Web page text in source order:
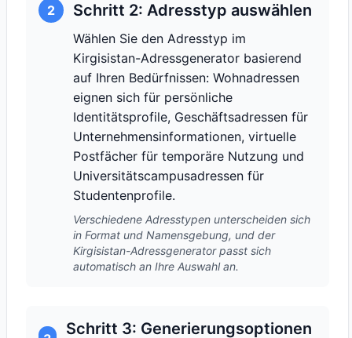
2 Schritt 2: Adresstyp auswählen
Wählen Sie den Adresstyp im
Kirgisistan-Adressgenerator basierend
auf Ihren Bedürfnissen: Wohnadressen
eignen sich für persönliche
Identitätsprofile, Geschäftsadressen für
Unternehmensinformationen, virtuelle
Postfächer für temporäre Nutzung und
Universitätscampusadressen für
Studentenprofile.
Verschiedene Adresstypen unterscheiden sich
in Format und Namensgebung, und der
Kirgisistan-Adressgenerator passt sich
automatisch an Ihre Auswahl an.
Schritt 3: Generierungsoptionen